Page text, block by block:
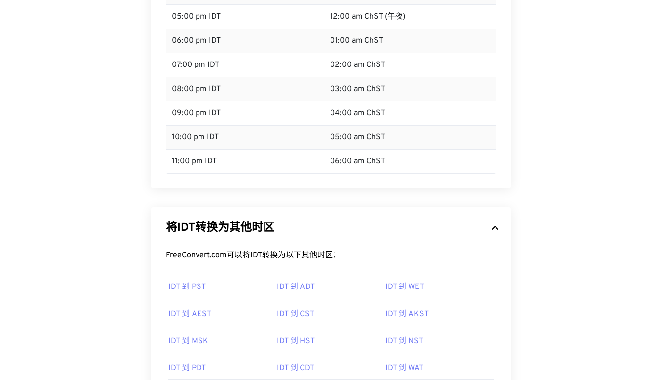
05:00 pm IDT 12:00 am ChST (午夜)
06:00 pm IDT 01:00 am ChST
07:00 pm IDT 02:00 am ChST
08:00 pm IDT 03:00 am ChST
09:00 pm IDT 04:00 am ChST
10:00 pm IDT 05:00 am ChST
11:00 pm IDT 06:00 am ChST
将IDT转换为其他时区
FreeConvert.com可以将IDT转换为以下其他时区：
IDT 到 PST IDT 到 ADT IDT 到 WET
IDT 到 AEST IDT 到 CST IDT 到 AKST
IDT 到 MSK IDT 到 HST IDT 到 NST
IDT 到 PDT IDT 到 CDT IDT 到 WAT